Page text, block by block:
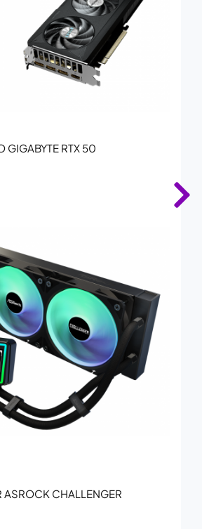
GIGABYTE RTX 50
ASROCK CHALLENGER